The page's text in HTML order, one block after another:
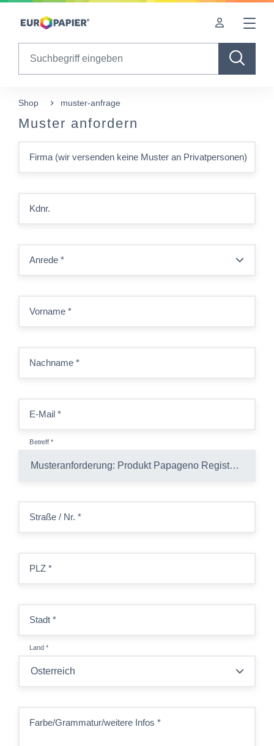
Table Of Content
Shop muster-anfrage
Muster anfordern
Firma (wir versenden keine Muster an Privatpersonen)
Kdnr.
Anrede *
Vorname *
Nachname *
E-Mail *
Betreff*
Straße / Nr. *
PLZ *
Stadt *
Land *
Farbe/Grammatur/weitere Infos *